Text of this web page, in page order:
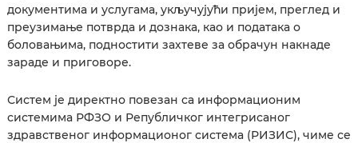
документима и услугама, укључујући пријем, преглед и
преузимање потврда и дознака, као и података о
боловањима, подностити захтеве за обрачун накнаде
зараде и приговоре.
Систем је директно повезан са информационим
системима РФЗО и Републичког интегрисаног
здравственог информационог система (РИЗИС), чиме се